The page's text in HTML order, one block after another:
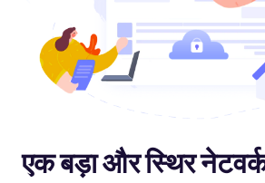
एक बड़ा और स्थिर